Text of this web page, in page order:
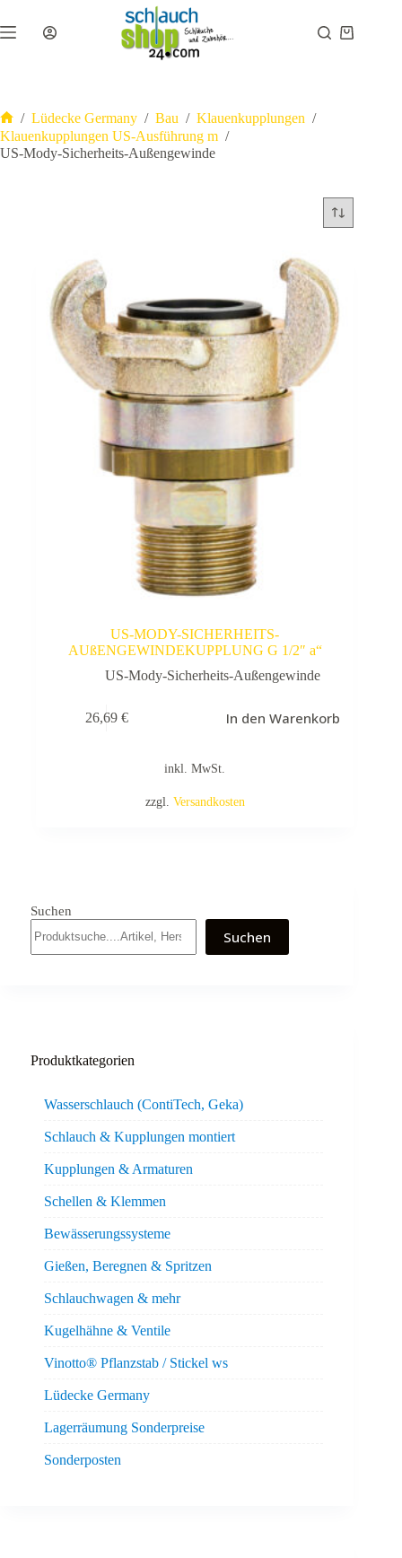
Inhalt
springen
Warenkorb
Start
/ Lüdecke Germany / Bau / Klauenkupplungen /
Klauenkupplungen US-Ausführung m /
US-Mody-Sicherheits-Außengewinde
US-MODY-SICHERHEITS-
AUßENGEWINDEKUPPLUNG G 1/2″ a“
US-Mody-Sicherheits-Außengewinde
26,69 € In den Warenkorb
inkl. MwSt.
zzgl. Versandkosten
Suchen
Suchen
Produktkategorien
Wasserschlauch (ContiTech, Geka)
Schlauch & Kupplungen montiert
Kupplungen & Armaturen
Schellen & Klemmen
Bewässerungssysteme
Gießen, Beregnen & Spritzen
Schlauchwagen & mehr
Kugelhähne & Ventile
Vinotto® Pflanzstab / Stickel ws
Lüdecke Germany
Lagerräumung Sonderpreise
Sonderposten